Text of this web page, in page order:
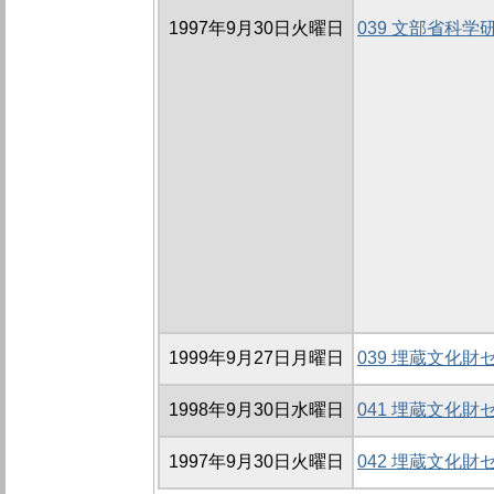
1997年9月30日火曜日 039 文部省科学
1999年9月27日月曜日 039 埋蔵文化財
1998年9月30日水曜日 041 埋蔵文化財
1997年9月30日火曜日 042 埋蔵文化財